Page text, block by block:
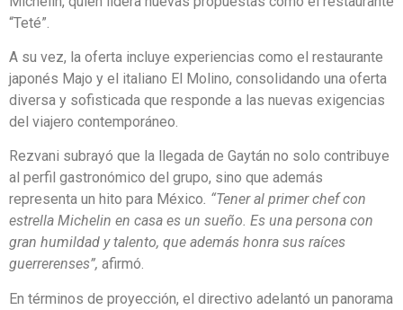
“Teté”.
A su vez, la oferta incluye experiencias como el restaurante
japonés Majo y el italiano El Molino, consolidando una oferta
diversa y sofisticada que responde a las nuevas exigencias
del viajero contemporáneo.
Rezvani subrayó que la llegada de Gaytán no solo contribuye
al perfil gastronómico del grupo, sino que además
representa un hito para México. “Tener al primer chef con
estrella Michelin en casa es un sueño. Es una persona con
gran humildad y talento, que además honra sus raíces
guerrerenses”, afirmó.
En términos de proyección, el directivo adelantó un panorama